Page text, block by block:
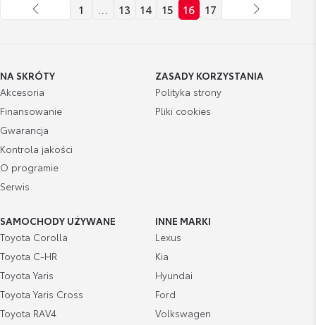
1 … 13 14 15 16 17
NA SKRÓTY
Akcesoria
Finansowanie
Gwarancja
Kontrola jakości
O programie
Serwis
ZASADY KORZYSTANIA
Polityka strony
Pliki cookies
SAMOCHODY UŻYWANE
Toyota Corolla
Toyota C-HR
Toyota Yaris
Toyota Yaris Cross
Toyota RAV4
INNE MARKI
Lexus
Kia
Hyundai
Ford
Volkswagen